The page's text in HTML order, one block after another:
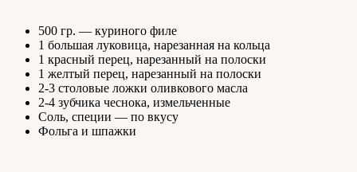
500 гр. — куриного филе
1 большая луковица, нарезанная на кольца
1 красный перец, нарезанный на полоски
1 желтый перец, нарезанный на полоски
2-3 столовые ложки оливкового масла
2-4 зубчика чеснока, измельченные
Соль, специи — по вкусу
Фольга и шпажки